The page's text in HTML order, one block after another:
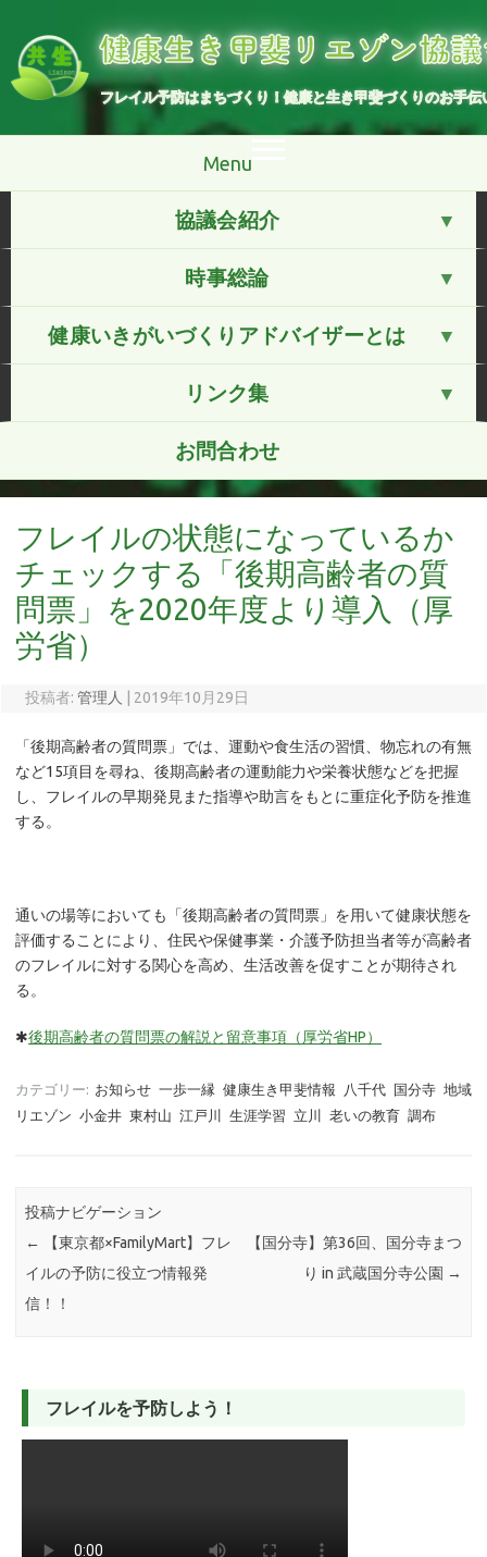
へ
健康生き甲斐リエゾン協
フレイル予防はまちづくり！健康と生き甲斐づくりのお手伝
Menu
協議会紹介
時事総論
健康いきがいづくりアドバイザーとは
リンク集
お問合わせ
フレイルの状態になっているか
チェックする「後期高齢者の質
問票」を2020年度より導入（厚
労省）
投稿者: 管理人 2019年10月29日
「後期高齢者の質問票」では、運動や食生活の習慣、物忘れの有無
など15項目を尋ね、後期高齢者の運動能力や栄養状態などを把握
し、フレイルの早期発見また指導や助言をもとに重症化予防を推進
する。
通いの場等においても「後期高齢者の質問票」を用いて健康状態を
評価することにより、住民や保健事業・介護予防担当者等が高齢者
のフレイルに対する関心を高め、生活改善を促すことが期待され
る。
✱後期高齢者の質問票の解説と留意事項（厚労省HP）
カテゴリー: お知らせ 一歩一縁 健康生き甲斐情報 八千代 国分寺 地域
リエゾン 小金井 東村山 江戸川 生涯学習 立川 老いの教育 調布
投稿ナビゲーション
←
【東京都×FamilyMart】フレ
イルの予防に役立つ情報発
信！！
【国分寺】第36回、国分寺まつ
り in 武蔵国分寺公園 →
フレイルを予防しよう！